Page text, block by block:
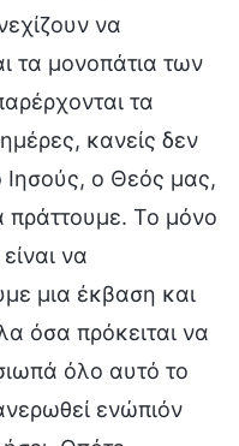
να
τα μονοπάτια των
τα
κανείς δεν
Ιησούς, ο Θεός μας,
πράττουμε. Το μόνο
να
μια έκβαση και
όσα πρόκειται να
όλο αυτό το
ενώπιόν